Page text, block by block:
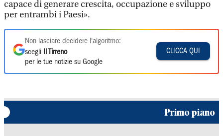
capace di generare crescita, occupazione e sviluppo
per entrambi i Paesi».
Non lasciare decidere l'algoritmo:
scegli
Il Tirreno
per le tue notizie su Google
CLICCA QUI
Primo piano